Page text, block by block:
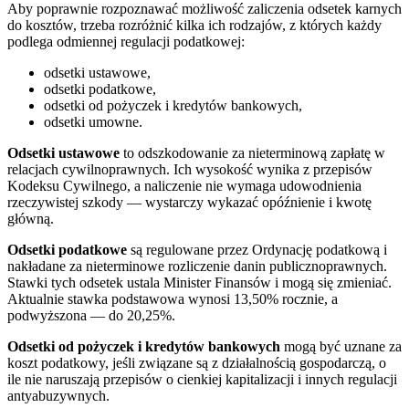
Aby poprawnie rozpoznawać możliwość zaliczenia odsetek karnych
do kosztów, trzeba rozróżnić kilka ich rodzajów, z których każdy
podlega odmiennej regulacji podatkowej:
odsetki ustawowe,
odsetki podatkowe,
odsetki od pożyczek i kredytów bankowych,
odsetki umowne.
Odsetki ustawowe to odszkodowanie za nieterminową zapłatę w
relacjach cywilnoprawnych. Ich wysokość wynika z przepisów
Kodeksu Cywilnego, a naliczenie nie wymaga udowodnienia
rzeczywistej szkody — wystarczy wykazać opóźnienie i kwotę
główną.
Odsetki podatkowe są regulowane przez Ordynację podatkową i
nakładane za nieterminowe rozliczenie danin publicznoprawnych.
Stawki tych odsetek ustala Minister Finansów i mogą się zmieniać.
Aktualnie stawka podstawowa wynosi 13,50% rocznie, a
podwyższona — do 20,25%.
Odsetki od pożyczek i kredytów bankowych mogą być uznane za
koszt podatkowy, jeśli związane są z działalnością gospodarczą, o
ile nie naruszają przepisów o cienkiej kapitalizacji i innych regulacji
antyabuzywnych.